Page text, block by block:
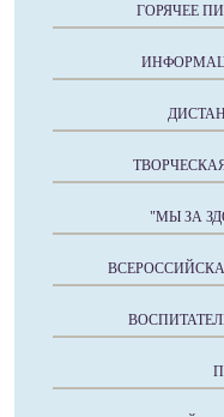
ГОРЯЧЕЕ
"МЫ ЗА